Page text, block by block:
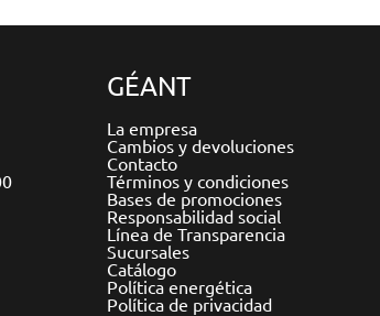
GÉANT
La empresa
Cambios y devoluciones
Contacto
Términos y condiciones
Bases de promociones
Responsabilidad social
Línea de Transparencia
Sucursales
Catálogo
Política energética
Política de privacidad